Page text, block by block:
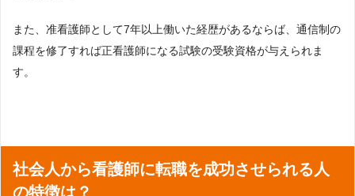
また、准看護師として7年以上働いた経歴があるならば、通信制の
課程を修了すれば正看護師になる試験の受験資格が与えられま
す。
社会人から看護師に転職を成功させられる人
の特徴は？